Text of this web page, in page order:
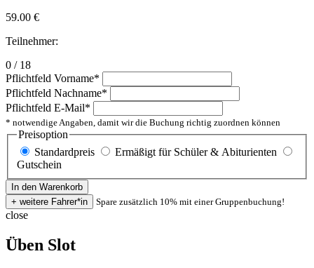
59.00 €
Teilnehmer:
0 / 18
Pflichtfeld Vorname*
Pflichtfeld Nachname*
Pflichtfeld E-Mail*
* notwendige Angaben, damit wir die Buchung richtig zuordnen können
Preisoption
Standardpreis
Ermäßigt für Schüler & Abiturienten
Gutschein
Spare zusätzlich 10% mit einer Gruppenbuchung!
close
Üben Slot